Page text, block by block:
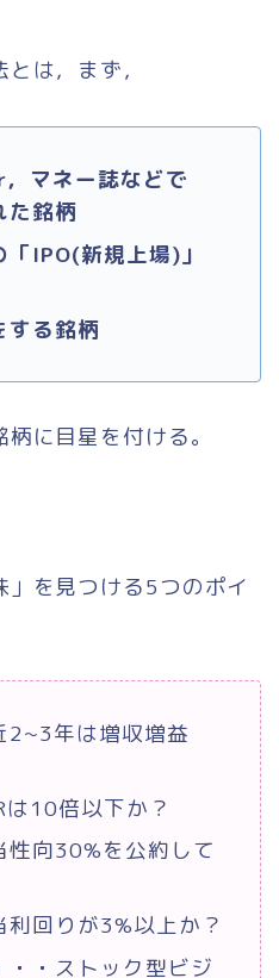
は，まず，
マネー誌などで
た銘柄
IPO(新規上場)」
する銘柄
に目星を付ける。
を見つける5つのポイ
2~3年は増収増益
は10倍以下か？
性向30%を公約して
利回りが3%以上か？
・ ストック型ビジ